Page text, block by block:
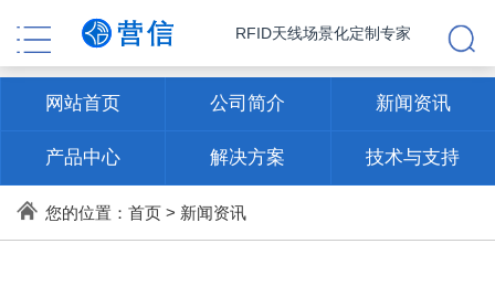
RFID天线场景化定制专家
网站首页 公司简介 新闻资讯
产品中心 解决方案 技术与支持
联系方式
您的位置： 首页> 新闻资讯